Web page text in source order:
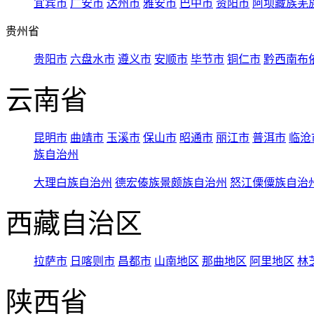
宜宾市 广安市 达州市 雅安市 巴中市 资阳市 阿坝藏族羌
贵州省
贵阳市 六盘水市 遵义市 安顺市 毕节市 铜仁市 黔西南布
云南省
昆明市 曲靖市 玉溪市 保山市 昭通市 丽江市 普洱市 临
族自治州
大理白族自治州 德宏傣族景颇族自治州 怒江傈僳族自治
西藏自治区
拉萨市 日喀则市 昌都市 山南地区 那曲地区 阿里地区 林
陕西省